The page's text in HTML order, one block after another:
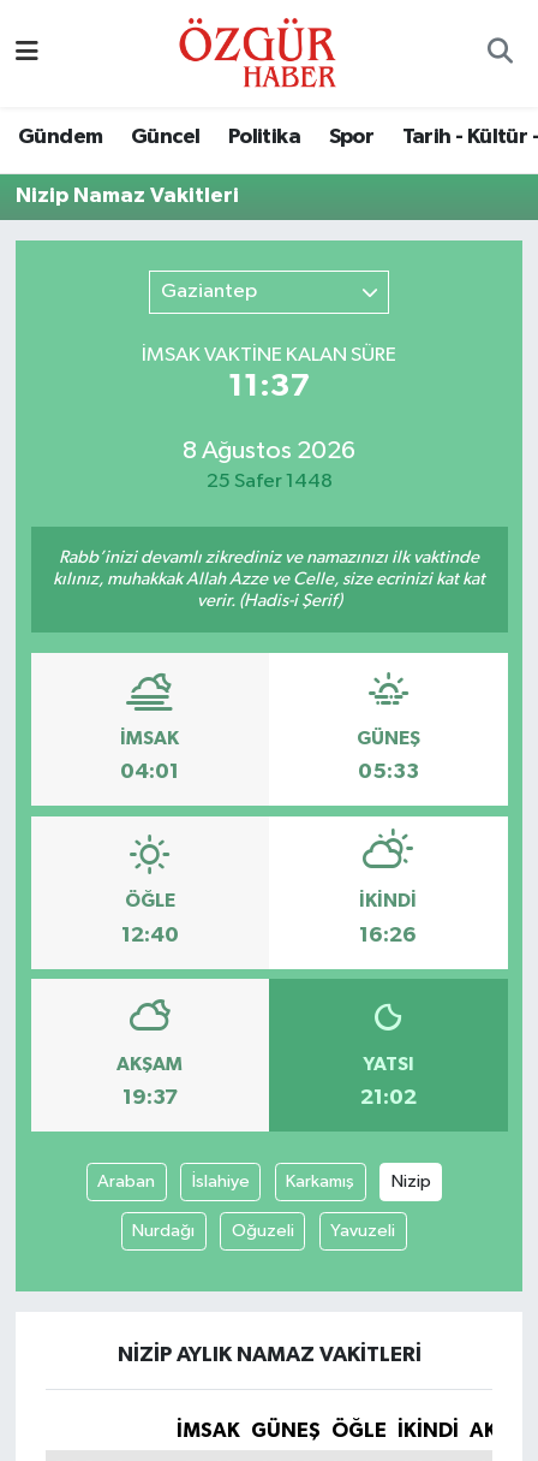
Gündem Güncel Politika Spor Tarih - Kültür
Nizip Namaz Vakitleri
Gaziantep
İMSAK VAKTİNE KALAN SÜRE
11:37
8 Ağustos 2026
25 Safer 1448
Rabb’inizi devamlı zikrediniz ve namazınızı ilk vaktinde
kılınız, muhakkak Allah Azze ve Celle, size ecrinizi kat kat
verir. (Hadis-i Şerif)
İMSAK
04:01
GÜNEŞ
05:33
ÖĞLE
12:40
İKINDI
16:26
AKŞAM
19:37
YATSI
21:02
Araban İslahiye Karkamış Nizip
Nurdağı Oğuzeli Yavuzeli
NIZIP AYLIK NAMAZ VAKITLERI
İMSAK GÜNEŞ ÖĞLE İKINDI
Ekonomi
Sağlık
Tarih - Kültür - Sanat - Turizm
Yaşam
Nöbetçi Eczaneler
Trafik Durumu
Son Dakika Haberleri